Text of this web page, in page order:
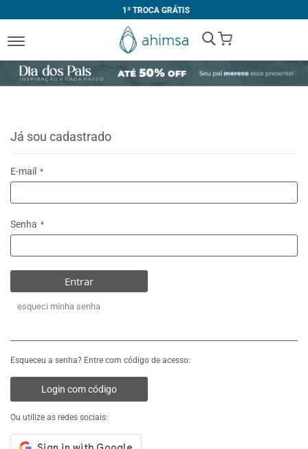
1ª TROCA GRÁTIS
My Cart
Já sou cadastrado
E-mail
Senha
Entrar
esqueci minha senha
Esqueceu a senha? Entre com código de acesso:
Login com código
Ou utilize as redes sociais: